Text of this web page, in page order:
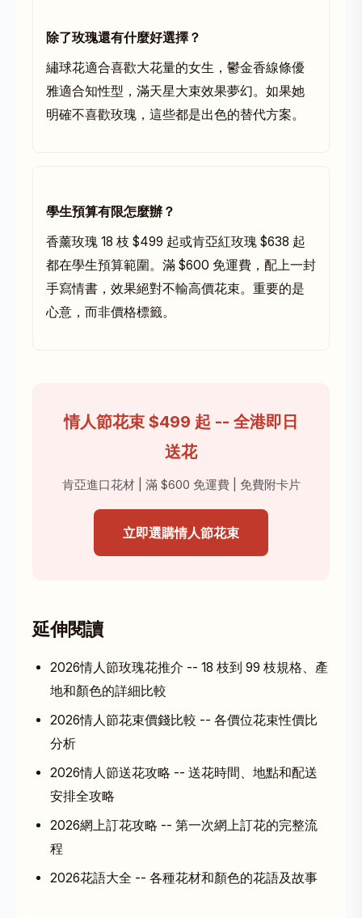
除了玫瑰還有什麼好選擇？
繡球花適合喜歡大花量的女生， 鬱金香線條優
雅適合知性型， 滿天星大束效果夢幻。如果她
明確不喜歡玫瑰，這些都是出色的替代方案。
學生預算有限怎麼辦？
香薰玫瑰 18 枝 $499 起或肯亞紅玫瑰 $638 起
都在學生預算範圍。滿 $600 免運費，配上一封
手寫情書，效果絕對不輸高價花束。重要的是
心意，而非價格標籤。
情人節花束 $499 起 -- 全港即日
送花
肯亞進口花材 | 滿 $600 免運費 | 免費附卡片
立即選購情人節花束
延伸閱讀
2026情人節玫瑰花推介 -- 18 枝到 99 枝規格、產
地和顏色的詳細比較
2026情人節花束價錢比較 -- 各價位花束性價比
分析
2026情人節送花攻略 -- 送花時間、地點和配送
安排全攻略
2026網上訂花攻略 -- 第一次網上訂花的完整流
程
2026花語大全 -- 各種花材和顏色的花語及故事